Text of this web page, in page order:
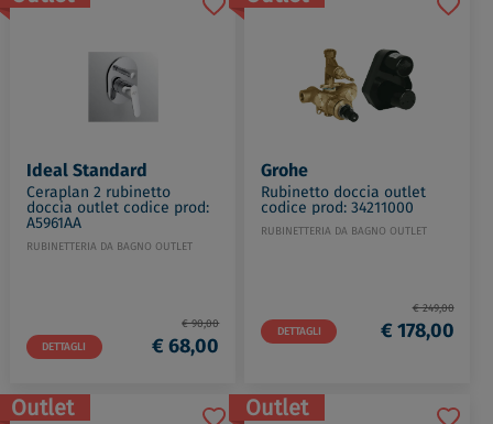
Ideal Standard
Ceraplan 2 rubinetto
doccia outlet codice prod:
A5961AA
RUBINETTERIA DA BAGNO OUTLET
DETTAGLI
€ 90,00
€ 68,00
Grohe
Rubinetto doccia outlet
codice prod: 34211000
RUBINETTERIA DA BAGNO OUTLET
DETTAGLI
€ 249,00
€ 178,00
Outlet Outlet